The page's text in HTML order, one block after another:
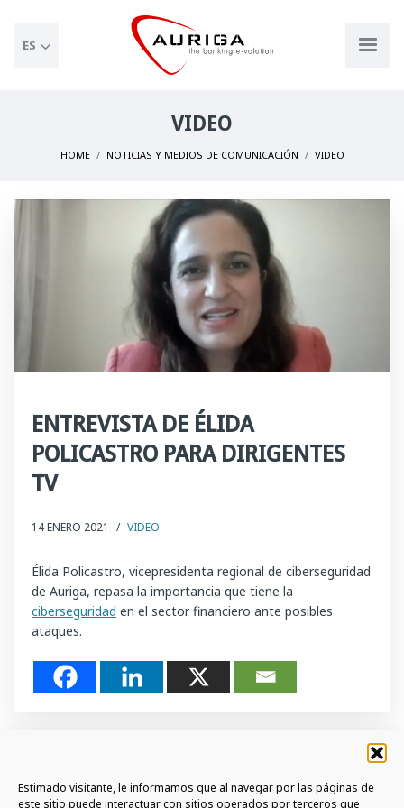
Estimado visitante, le informamos que al navegar por las páginas de
este sitio puede interactuar con sitios operados por terceros que
ES
VIDEO
HOME NOTICIAS Y MEDIOS DE COMUNICACIÓN VIDEO
ENTREVISTA DE ÉLIDA
POLICASTRO PARA DIRIGENTES
TV
14 ENERO 2021 / VIDEO
Élida Policastro, vicepresidenta regional de ciberseguridad
de Auriga, repasa la importancia que tiene la
ciberseguridad en el sector financiero ante posibles
ataques.